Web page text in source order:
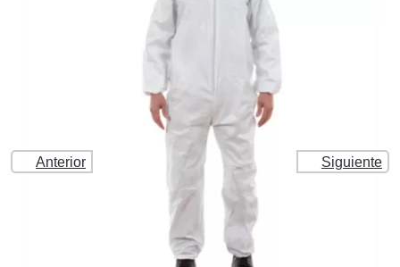
Anterior Siguiente